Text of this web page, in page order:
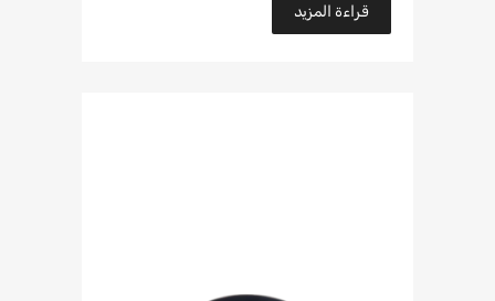
قراءة المزيد